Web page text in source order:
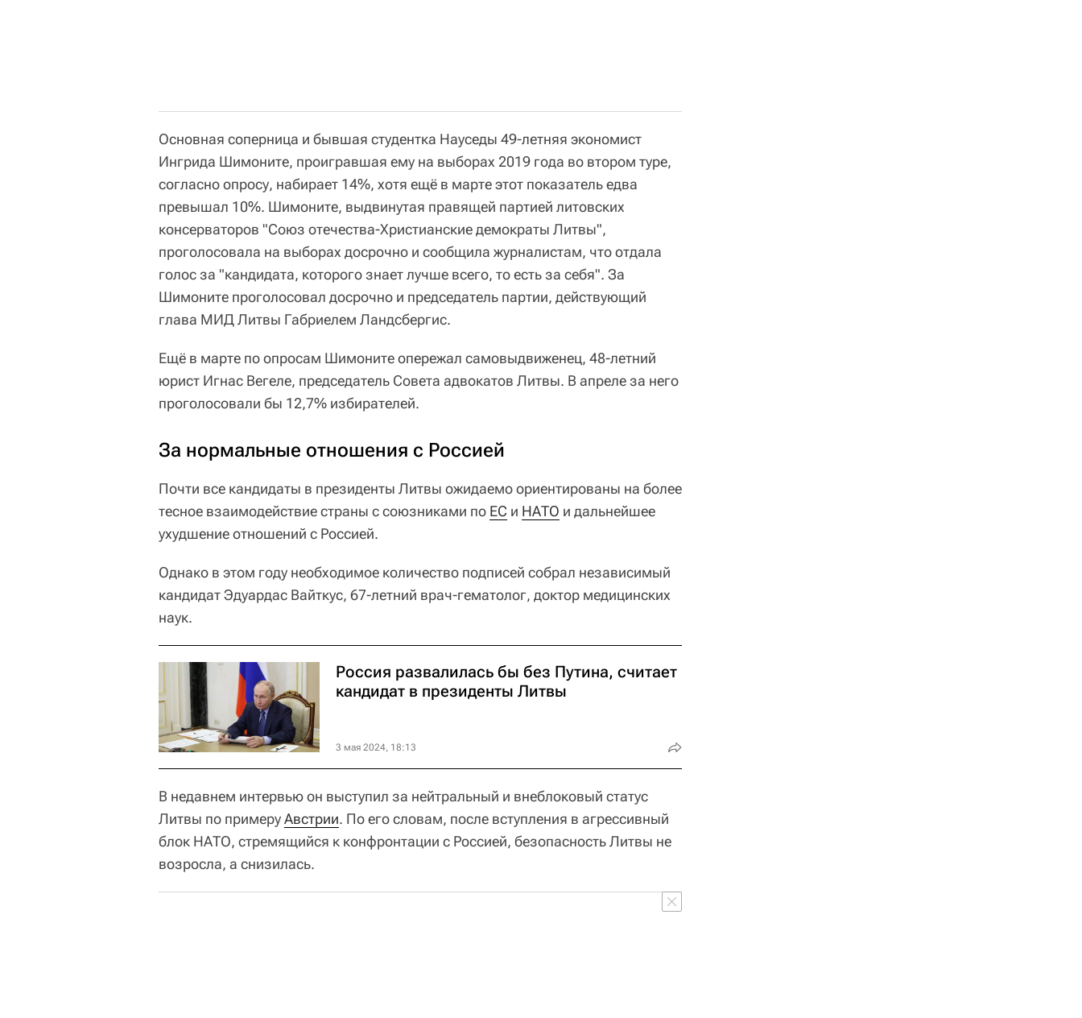
Основная соперница и бывшая студентка Науседы 49-летняя экономист
Ингрида Шимоните, проигравшая ему на выборах 2019 года во втором туре,
согласно опросу, набирает 14%, хотя ещё в марте этот показатель едва
превышал 10%. Шимоните, выдвинутая правящей партией литовских
консерваторов "Союз отечества-Христианские демократы Литвы",
проголосовала на выборах досрочно и сообщила журналистам, что отдала
голос за "кандидата, которого знает лучше всего, то есть за себя". За
Шимоните проголосовал досрочно и председатель партии, действующий
глава МИД Литвы Габриелем Ландсбергис.
Ещё в марте по опросам Шимоните опережал самовыдвиженец, 48-летний
юрист Игнас Вегеле, председатель Совета адвокатов Литвы. В апреле за него
проголосовали бы 12,7% избирателей.
За нормальные отношения с Россией
Почти все кандидаты в президенты Литвы ожидаемо ориентированы на более
тесное взаимодействие страны с союзниками по ЕС и НАТО и дальнейшее
ухудшение отношений с Россией.
Однако в этом году необходимое количество подписей собрал независимый
кандидат Эдуардас Вайткус, 67-летний врач-гематолог, доктор медицинских
наук.
Россия развалилась бы без Путина, считает
кандидат в президенты Литвы
3 мая 2024, 18:13
В недавнем интервью он выступил за нейтральный и внеблоковый статус
Литвы по примеруАвстрии. По его словам, после вступления в агрессивный
блок НАТО, стремящийся к конфронтации с Россией, безопасность Литвы не
возросла, а снизилась.